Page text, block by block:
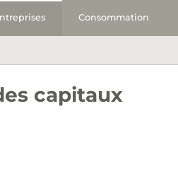
Consommation
capitaux